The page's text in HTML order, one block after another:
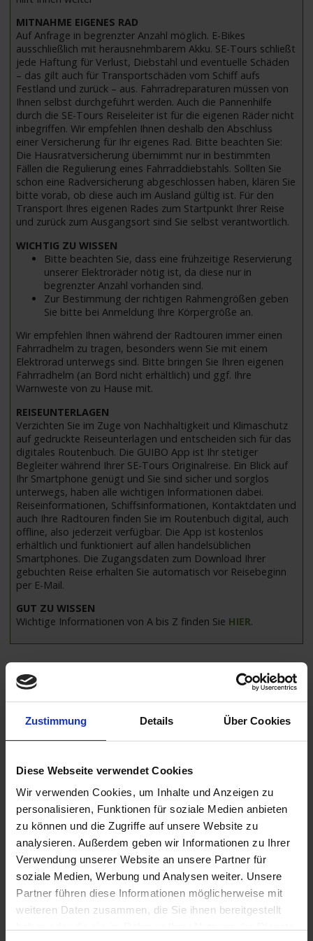
Zustimmung Details Über Cookies
Diese Webseite verwendet Cookies
Wir verwenden Cookies, um Inhalte und Anzeigen zu
personalisieren, Funktionen für soziale Medien anbieten
zu können und die Zugriffe auf unsere Website zu
analysieren. Außerdem geben wir Informationen zu Ihrer
Verwendung unserer Website an unsere Partner für
soziale Medien, Werbung und Analysen weiter. Unsere
Partner führen diese Informationen möglicherweise mit
weiteren Daten zusammen, die Sie ihnen bereitgestellt
MITNAHME EIGENES RAD
Auf Anfrage in begrenzter Anzahl möglich. E-Bikes
ausschließlich mit herausnehmbarem Akku. SE-Tours schließt
jede Haftung für Verlust, Diebstahl und eventuelle Schäden
– das gilt auch für Transportschäden vom Schiff aufs
Festland und zurück – aus. Fahrradreparaturen müssen von
Ihnen selbst durchgeführt werden. Auch die Pannenhilfe
durch die SE-Tours Reiseleiter ist für die eigenen Räder nicht
inbegriffen. Wir empfehlen Ihnen deshalb den Abschluss
einer Versicherung für Ihr eigenes Rad. Bitte beachten Sie:
Die Hausratversicherung übernimmt nur in bestimmten
Fällen die Regulierung eines Fahrraddiebstahls. Sollten Sie
schon eine Radversicherung abgeschlossen haben, klären Sie
bitte vorab, ob diese auch im Ausland gültig ist. Für den
Transport Ihres eigenen Rades zum Startpunkt Ihrer Reise
und zurück zum Ausgangsort sind Sie selbst verantwortlich.
WICHTIG ZU WISSEN
Bitte beachten Sie, dass eine frühzeitige Reservierung
unserer Elektroräder nötig ist, da diese nur in
begrenzter Anzahl vorhanden sind.
Zur Bestimmung der richtigen Rahmengrößen geben
Sie bitte bei Anmeldung Ihre Körpergröße an.
Wir empfehlen Ihnen während der Radtouren immer einen
Fahrradhelm zu tragen, besonders wenn Sie mit einem
Elektrorad unterwegs sind. Bitte bringen Sie Ihren eigenen
Fahrradhelm (an Bord nicht erhältlich) und ggf. Ihre
Warnweste von zu Hause mit.
REISEUNTERLAGEN
Verzichten Sie im Zuge von Nachhaltigkeit und Klimaschutz
auf gedruckte Reiseunterlagen und entscheiden sich für das
digitales Routenbuch. Die GUIBO App ist Ihr stetiger
Begleiter während Ihrer SE-Tours Originalreise. Ein Blick auf
Ihr Smartphone genügt und Sie sind sicher und sorglos
unterwegs, haben alle wichtigen Informationen dabei.
Reiseinformationen, Schiffsinformationen, Kontaktdaten und
auch Ihre Radtouren finden Sie im Routenbuch digital, auch
offline, also jederzeit verfügbar. Die App ist kostenlos
erhältlich und funktioniert auf allen handelsüblichen
Smartphones. Die Zugangsdaten zum Download Ihrer
gebuchten Reise erhalten Sie automatisch vor Reisebeginn
per E-Mail.
GUT ZU WISSEN
Wichtige Informationen von A bis Z finden Sie HIER.
Weitere Reisedetails
Programm
Reiseverlauf
Ihr Programm für die Kreuzfahrt vom 18.07.2026 bis zum
25.07.2026
18.07.2026 - Samstag
Köln / Deutschland
Anreise nach Köln
Individuelle Anreise nach Köln. Einschiffung ab 16:00 Uhr. An Bord
heißt Sie der Kapitän und seine Crew, sowie Ihr Bordreiseleiter
herzlich willkommen.